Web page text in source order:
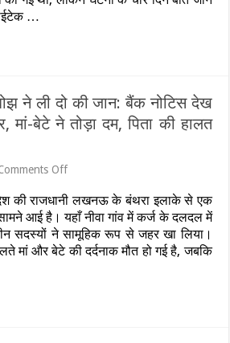
सुराग
नहीं…..
…
ने ली दो की जान: बैंक नोटिस देख
मां-बेटे ने तोड़ा दम, पिता की हालत
Offon
में
कर्ज
के
बोझ
ने
की राजधानी लखनऊ के बंथरा इलाके से एक
आई है। यहाँ नीवा गांव में कर्ज के दलदल में
सदस्यों ने सामूहिक रूप से जहर खा लिया।
मां और बेटे की दर्दनाक मौत हो गई है, जबकि